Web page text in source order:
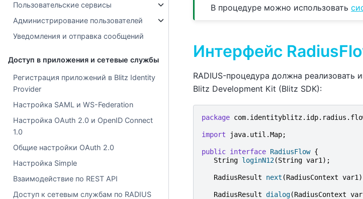
Пользовательские сервисы
Администрирование пользователей
Уведомления и отправка сообщений
Доступ в приложения и сетевые службы
Регистрация приложений в Blitz Identity
Provider
Настройка SAML и WS-Federation
Настройка OAuth 2.0 и OpenID Connect
1.0
Общие настройки OAuth 2.0
Настройка Simple
Взаимодействие по REST API
Доступ к сетевым службам по RADIUS
В процедуре можно использовать
Интерфейс
RADIUS-процедура должна реализовать
Blitz Development Kit (Blitz SDK):
package
import java.util.Map;
public interface RadiusFlow {
String loginN12(String var1 );
RadiusResult next (RadiusContext var1
RadiusResult dialog(RadiusContext